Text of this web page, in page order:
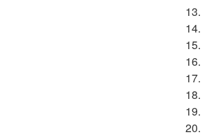
13.
14.
15.
16.
17.
18.
19.
20.